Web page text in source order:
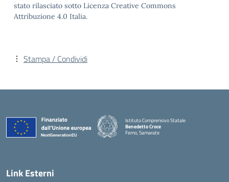
stato rilasciato sotto Licenza Creative Commons
Attribuzione 4.0 Italia.
Stampa / Condividi
Istituto Comprensivo Statale
Benedetto Croce
Ferno, Samarate
Link Esterni